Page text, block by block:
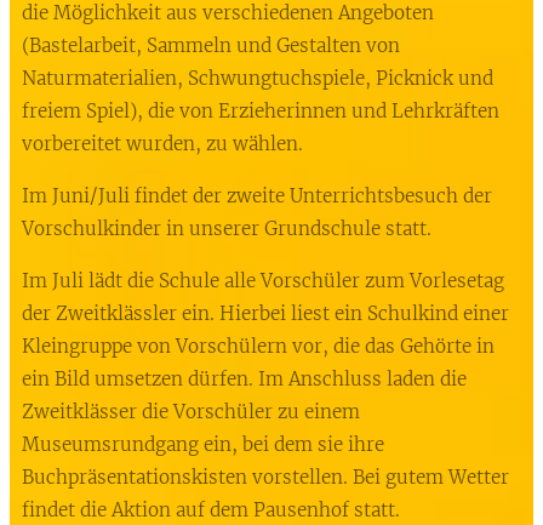
die Möglichkeit aus verschiedenen Angeboten
(Bastelarbeit, Sammeln und Gestalten von
Naturmaterialien, Schwungtuchspiele, Picknick und
freiem Spiel), die von Erzieherinnen und Lehrkräften
vorbereitet wurden, zu wählen.
Im Juni/Juli findet der zweite Unterrichtsbesuch der
Vorschulkinder in unserer Grundschule statt.
Im Juli lädt die Schule alle Vorschüler zum Vorlesetag
der Zweitklässler ein. Hierbei liest ein Schulkind einer
Kleingruppe von Vorschülern vor, die das Gehörte in
ein Bild umsetzen dürfen. Im Anschluss laden die
Zweitklässer die Vorschüler zu einem
Museumsrundgang ein, bei dem sie ihre
Buchpräsentationskisten vorstellen. Bei gutem Wetter
findet die Aktion auf dem Pausenhof statt.